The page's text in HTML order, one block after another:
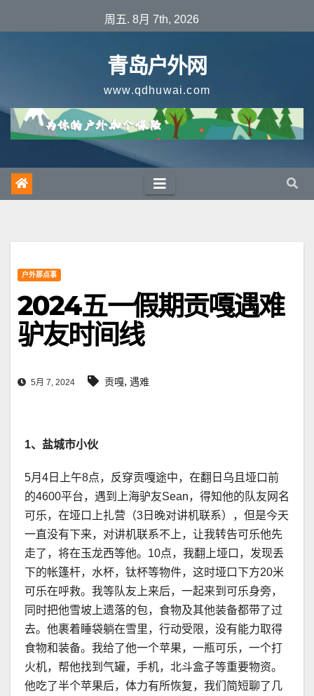
至
周五. 8月 7th, 2026
青岛户外网
www.qdhuwai.com
户外那点事
2024五一假期贡嘎遇难
驴友时间线
5月 7, 2024 贡嘎, 遇难
1、盐城市小伙
5月4日上午8点，反穿贡嘎途中，在翻日乌且垭口前
的4600平台，遇到上海驴友Sean，得知他的队友网名
可乐，在垭口上扎营（3日晚对讲机联系），但是今天
一直没有下来，对讲机联系不上，让我转告可乐他先
走了，将在玉龙西等他。10点，我翻上垭口，发现丢
下的帐篷杆，水杯，钛杯等物件，这时垭口下方20米
可乐在呼救。我等队友上来后，一起来到可乐身旁，
同时把他雪坡上遗落的包，食物及其他装备都带了过
去。他裹着睡袋躺在雪里，行动受限，没有能力取得
食物和装备。我给了他一个苹果，一瓶可乐，一个打
火机，帮他找到气罐，手机，北斗盒子等重要物资。
他吃了半个苹果后，体力有所恢复，我们简短聊了几